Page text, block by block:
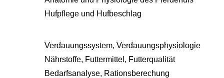
Hufpflege und Hufbeschlag
Verdauungssystem, Verdauungsphysiologie
Nährstoffe, Futtermittel, Futterqualität
Bedarfsanalyse, Rationsberechung